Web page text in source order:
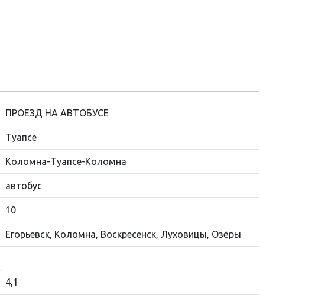
ПРОЕЗД НА АВТОБУСЕ
Туапсе
Коломна-Туапсе-Коломна
автобус
10
Егорьевск, Коломна, Воскресенск, Луховицы, Озёры
4,1